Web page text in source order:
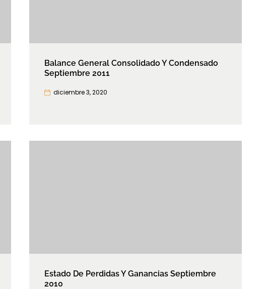
Balance General Consolidado Y Condensado
Septiembre 2011
diciembre 3, 2020
Estado De Perdidas Y Ganancias Septiembre
2010